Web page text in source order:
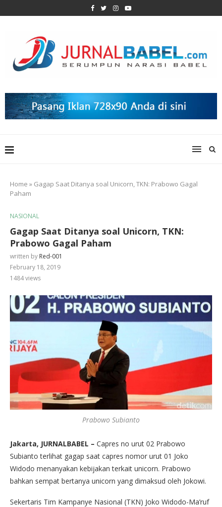
Home » Gagap Saat Ditanya soal Unicorn, TKN: Prabowo Gagal
Paham
NASIONAL
Gagap Saat Ditanya soal Unicorn, TKN:
Prabowo Gagal Paham
written by Red-001
February 18, 2019
1484views
Prabowo Subianto
Jakarta, JURNALBABEL – Capres no urut 02 Prabowo
Subianto terlihat gagap saat capres nomor urut 01 Joko
Widodo menanyakan kebijakan terkait unicorn. Prabowo
bahkan sempat bertanya unicorn yang dimaksud oleh Jokowi.
Sekertaris Tim Kampanye Nasional (TKN) Joko Widodo-Ma’ruf